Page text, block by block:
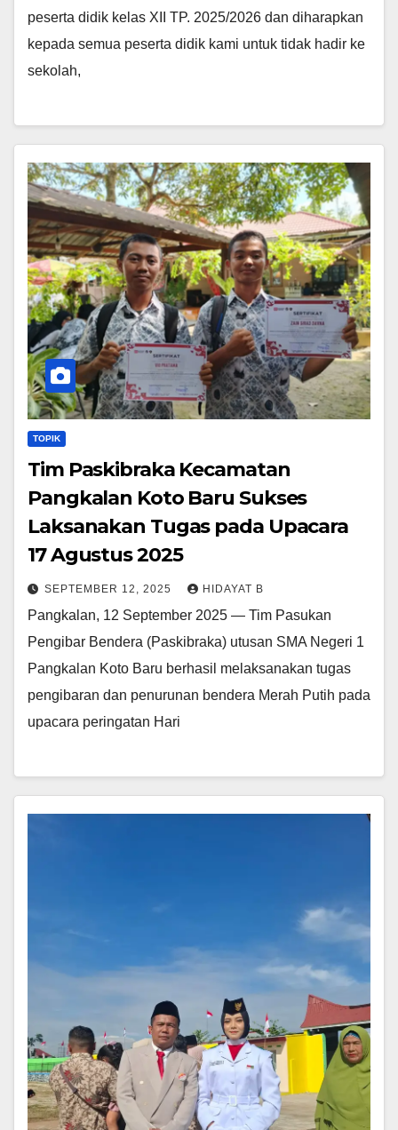
peserta didik kelas XII TP. 2025/2026 dan diharapkan
kepada semua peserta didik kami untuk tidak hadir ke
sekolah,
TOPIK
Tim Paskibraka Kecamatan
Pangkalan Koto Baru Sukses
Laksanakan Tugas pada Upacara
17 Agustus 2025
SEPTEMBER 12, 2025 HIDAYAT B
Pangkalan, 12 September 2025 — Tim Pasukan
Pengibar Bendera (Paskibraka) utusan SMA Negeri 1
Pangkalan Koto Baru berhasil melaksanakan tugas
pengibaran dan penurunan bendera Merah Putih pada
upacara peringatan Hari